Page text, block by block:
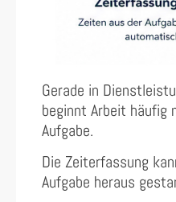
Gerade in
beginnt Arbeit häufig
Aufgabe.
Die Zeiterfassung
Aufgabe heraus